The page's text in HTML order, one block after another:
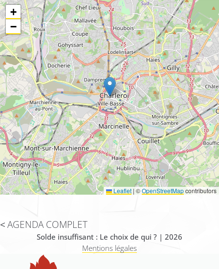
+
−
Leaflet | ©OpenStreetMapcontributors
AGENDA COMPLET
Solde insuffisant : Le choix de qui ? | 2026
Mentions légales